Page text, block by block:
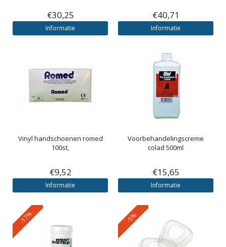
€30,25
Informatie
€40,71
Informatie
Vinyl handschoenen romed
100st,
€9,52
Informatie
Voorbehandelingscreme
colad 500ml
€15,65
Informatie
-17% -5%